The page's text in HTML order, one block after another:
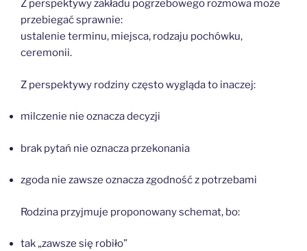
Z perspektywy zakładu pogrzebowego rozmowa może
przebiegać sprawnie:
ustalenie terminu, miejsca, rodzaju pochówku,
ceremonii.
Z perspektywy rodziny często wygląda to inaczej:
milczenie nie oznacza decyzji
brak pytań nie oznacza przekonania
zgoda nie zawsze oznacza zgodność z potrzebami
Rodzina przyjmuje proponowany schemat, bo:
tak „zawsze się robiło”